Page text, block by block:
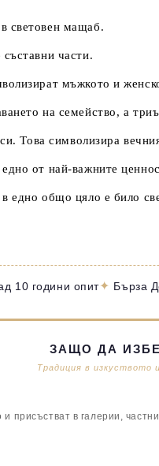
световен мащаб.
части.
мъжкото и
на семейство, а
Това символизира
от най-важните
едно общо цяло е било
10 години опит✦ Бърза
ЗАЩО ДА
Традиция в изкуството
присъстват в галерии, частни